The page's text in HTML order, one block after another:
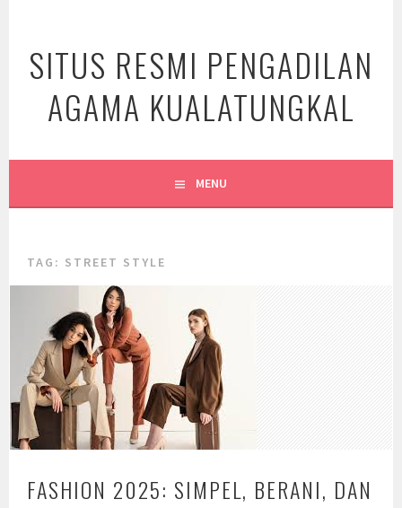
content
SITUS RESMI PENGADILAN
AGAMA KUALATUNGKAL
MENU
TAG: STREET STYLE
FASHION 2025: SIMPEL, BERANI, DAN